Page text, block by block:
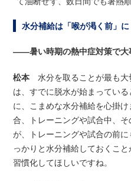
水分補給は「喉が渇く前」に
――暑い時期の熱中症対策で大
松本 水分を取ることが最も大
は、すでに脱水が始まってい
に、こまめな水分補給を心掛
合、トレーニングや試合中、
が、トレーニングや試合の前
っかりと水分補給しておくこ
習慣化してほしいですね。